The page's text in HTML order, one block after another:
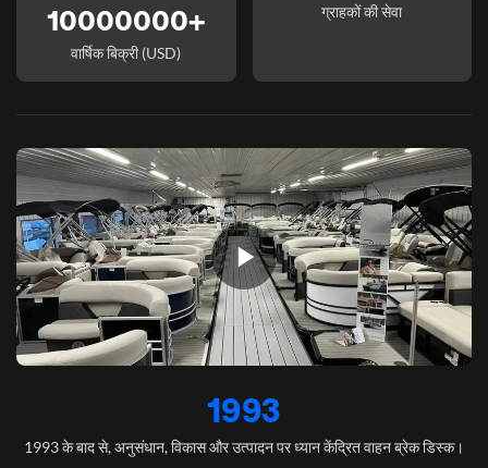
10000000+
वार्षिक बिक्री (USD)
ग्राहकों की सेवा
1993
1993 के बाद से, अनुसंधान, विकास और उत्पादन पर ध्यान केंद्रित वाहन ब्रेक डिस्क।